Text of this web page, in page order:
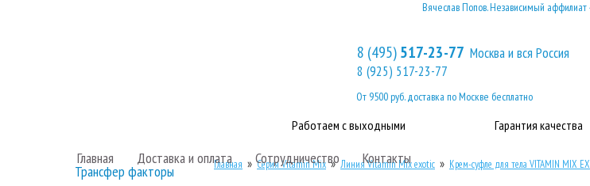
Главная Доставка и оплата Сотрудничество Контакты
Работаем с выходными Гарантия качества
8 (495)517-23-77 Москва и вся Россия
8 (925) 517-23-77
От 9500 руб. доставка по Москве бесплатно
Вячеслав Попов. Независимый
Трансфер факторы Главная »Серия Vitamin Mix»Линия Vitamin Mix exotic » Крем-суфле для тела VITAMIN MIX